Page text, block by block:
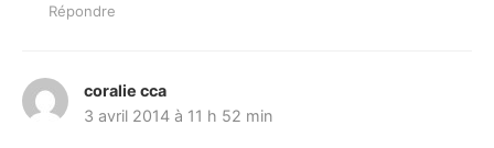
Répondre
coralie cca
i
3 avril 2014 à 11 h 52 min